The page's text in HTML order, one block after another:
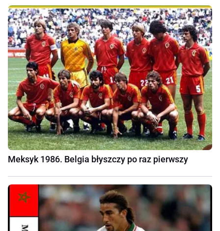
Meksyk 1986. Belgia błyszczy po raz pierwszy